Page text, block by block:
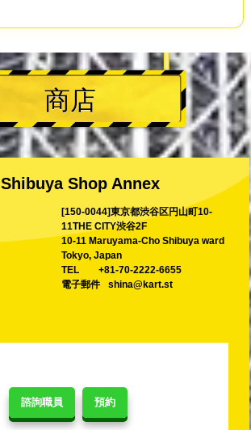
諮詢職員 預約
商店
Shibuya Shop Annex
[150-0044]東京都渋谷区円山町10-
11THE CITY渋谷2F
10-11 Maruyama-Cho Shibuya ward
Tokyo, Japan
TEL
+81-70-2222-6655
電子郵件
shina@kart.st